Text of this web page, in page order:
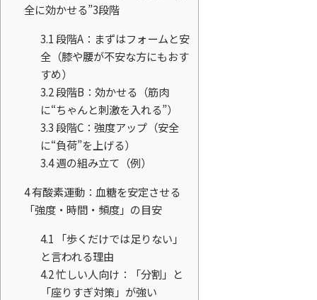
全に効かせる”3段階
3.1段階A：まずはフォームと安
全（膝や腰が不安な方にもおす
すめ）
3.2段階B：効かせる（筋肉
に“ちゃんと刺激を入れる”）
3.3段階C：強度アップ（安全
に“負荷”を上げる）
3.4週の組み立て（例）
4有酸素運動：血糖を安定させる
「強度・時間・頻度」の目安
4.1 「歩くだけでは足りない」
と言われる理由
4.2忙しい人向け：「分割」と
「座りすぎ対策」が強い